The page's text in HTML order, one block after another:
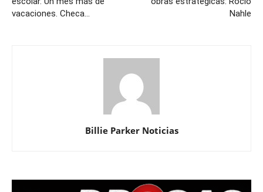
vacaciones. Checa…
Nahle
Billie Parker Noticias